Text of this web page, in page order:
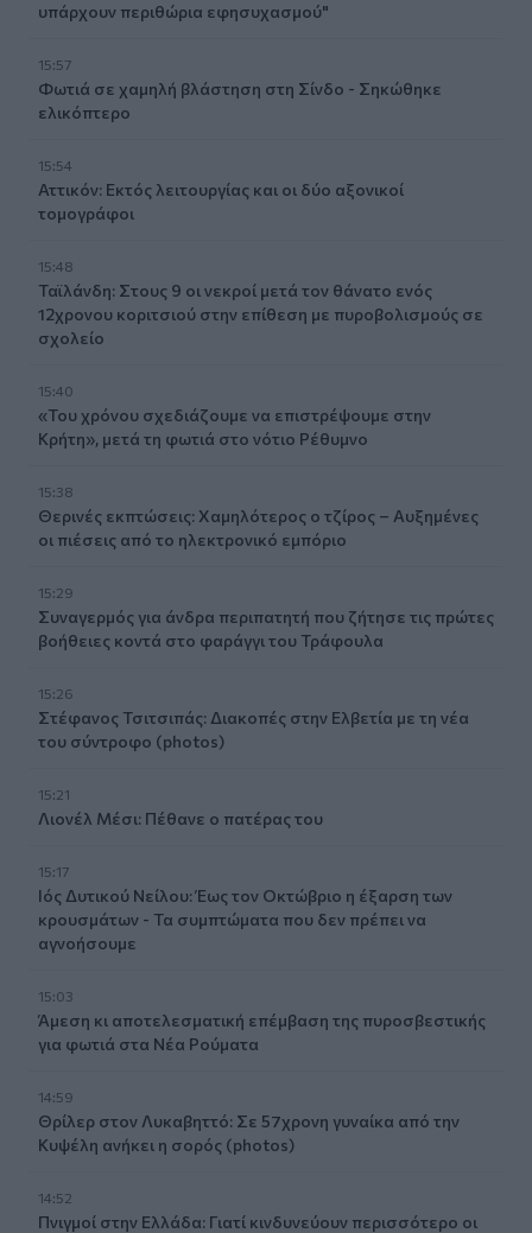
υπάρχουν περιθώρια εφησυχασμού"
15:57
Φωτιά σε χαμηλή βλάστηση στη Σίνδο - Σηκώθηκε
ελικόπτερο
15:54
Αττικόν: Εκτός λειτουργίας και οι δύο αξονικοί
τομογράφοι
15:48
Ταϊλάνδη: Στους 9 οι νεκροί μετά τον θάνατο ενός
12χρονου κοριτσιού στην επίθεση με πυροβολισμούς σε
σχολείο
15:40
«Του χρόνου σχεδιάζουμε να επιστρέψουμε στην
Κρήτη», μετά τη φωτιά στο νότιο Ρέθυμνο
15:38
Θερινές εκπτώσεις: Χαμηλότερος ο τζίρος – Αυξημένες
οι πιέσεις από το ηλεκτρονικό εμπόριο
15:29
Συναγερμός για άνδρα περιπατητή που ζήτησε τις πρώτες
βοήθειες κοντά στο φαράγγι του Τράφουλα
15:26
Στέφανος Τσιτσιπάς: Διακοπές στην Ελβετία με τη νέα
του σύντροφο (photos)
15:21
Λιονέλ Μέσι: Πέθανε ο πατέρας του
15:17
Ιός Δυτικού Νείλου: Έως τον Οκτώβριο η έξαρση των
κρουσμάτων - Τα συμπτώματα που δεν πρέπει να
αγνοήσουμε
15:03
Άμεση κι αποτελεσματική επέμβαση της πυροσβεστικής
για φωτιά στα Νέα Ρούματα
14:59
Θρίλερ στον Λυκαβηττό: Σε 57χρονη γυναίκα από την
Κυψέλη ανήκει η σορός (photos)
14:52
Πνιγμοί στην Ελλάδα: Γιατί κινδυνεύουν περισσότερο οι